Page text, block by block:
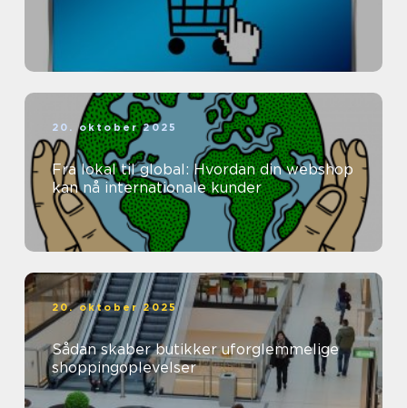
20. oktober 2025
Fra lokal til global: Hvordan din webshop
kan nå internationale kunder
20. oktober 2025
Sådan skaber butikker uforglemmelige
shoppingoplevelser